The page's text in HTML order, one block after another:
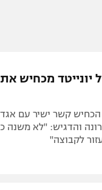
ישראל
ליגה
יונייטד מכחיש
הכחיש קשר ישיר עם
והדגיש: "לא
לקבוצה"